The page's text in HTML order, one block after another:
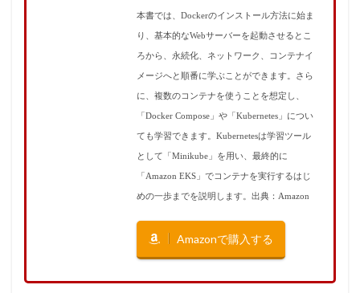
本書では、Dockerのインストール方法に始ま
り、基本的なWebサーバーを起動させるとこ
ろから、永続化、ネットワーク、コンテナイ
メージへと順番に学ぶことができます。さら
に、複数のコンテナを使うことを想定し、
「Docker Compose」や「Kubernetes」につい
ても学習できます。Kubernetesは学習ツール
として「Minikube」を用い、最終的に
「Amazon EKS」でコンテナを実行するはじ
めの一歩までを説明します。出典：Amazon
Amazonで購入する